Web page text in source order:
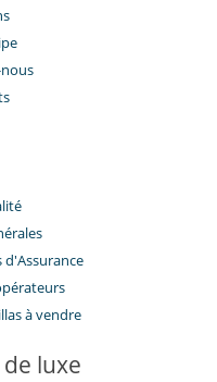
d'Assurance
à vendre
luxe